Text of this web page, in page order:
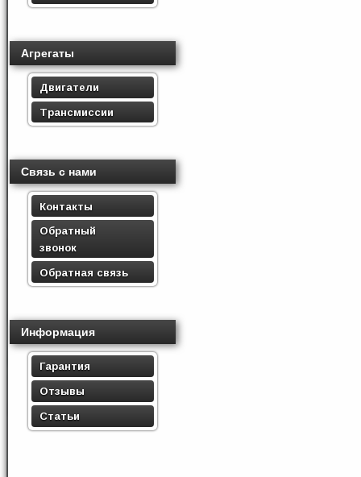
Агрегаты
Двигатели
Трансмиссии
Связь с нами
Контакты
Обратный
звонок
Обратная связь
Информация
Гарантия
Отзывы
Статьи